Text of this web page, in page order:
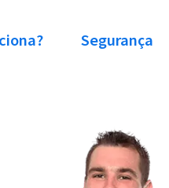
Segurança